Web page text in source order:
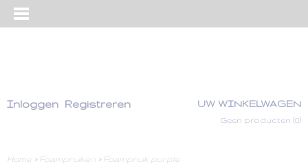
Inloggen Registreren UW WINKELWAGEN
Geen producten (0)
Home > Foampruiken > Foampruik purple